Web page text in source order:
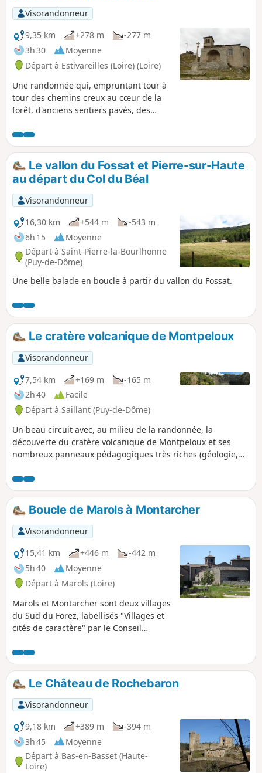
Visorandonneur
9,35 km
+278 m
-277 m
3h 30
Moyenne
Départ à Estivareilles (Loire) (Loire)
Une randonnée qui, empruntant tour à
tour des chemins creux au cœur de la
forêt, d'anciens sentiers pavés, des
mitan de la balade la découverte de
Montarcher dressé sur son éperon
rocheux. De magnifiques croix
parsèment ce circuit.
Le vallon du Fossat et Pierre-sur-Haute
au départ du Col du Béal
Visorandonneur
16,30 km
+544 m
-543 m
6h 15
Moyenne
Départ à Saint-Pierre-la-Bourlhonne
(Puy-de-Dôme)
Une belle balade en boucle à partir du vallon du Fossat.
Le cratère volcanique de Montpeloux
Visorandonneur
7,54 km
+169 m
-165 m
2h 40
Facile
Départ à Saillant (Puy-de-Dôme)
Un beau circuit avec, au milieu de la randonnée, la
découverte du cratère volcanique de Montpeloux et ses
nombreux panneaux pédagogiques très riches (géologie,
les enfants curieux !
Boucle de Marols à Montarcher
Visorandonneur
15,41 km
+446 m
-442 m
5h 40
Moyenne
Départ à Marols (Loire)
Marols et Montarcher sont deux villages
du Sud du Forez, labellisés "Villages et
cités de caractère" par le Conseil
ont une une architecture médiévale
bien conservée, particulièrement leur
église fortifiée. Montarcher est un petit
bourg perché sur un promontoire et
offre une magnifique vue panoramique
du Mont Blanc au Mont Mézenc. La
randonnée est essentiellement
forestière et reprend pour partie le
"Chemin des Brigands".
Le Château de Rochebaron
Visorandonneur
9,18 km
+389 m
-394 m
3h 45
Moyenne
Départ à Bas-en-Basset (Haute-
Loire)